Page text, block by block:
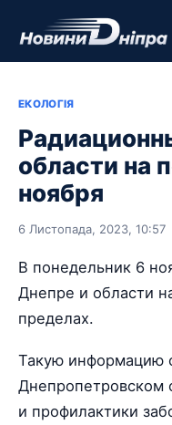
ЕКОЛОГІЯ
области на
ноября
6 Листопада, 2023, 10:57
В понедельник 6
Днепре и области
пределах.
Такую информацию
Днепропетровском
и профилактики